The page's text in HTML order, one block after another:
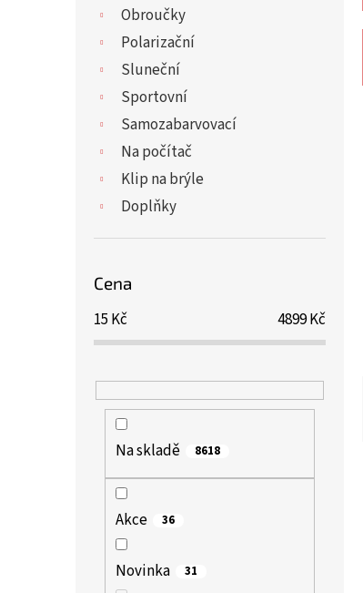
Obroučky
Polarizační
Sluneční
Sportovní
Samozabarvovací
Na počítač
Klip na brýle
Doplňky
Cena
15 Kč 4899Kč
Na skladě 8618
Akce 36
Novinka 31